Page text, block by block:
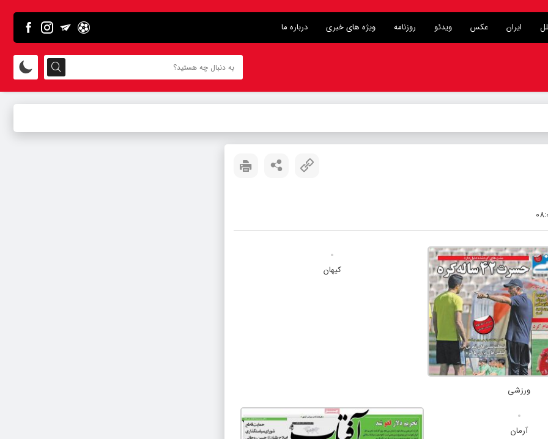
ایران عکس ویدئو روزنامه ویژه های خبری درباره ما
ورزشی
کیهان
آرمان